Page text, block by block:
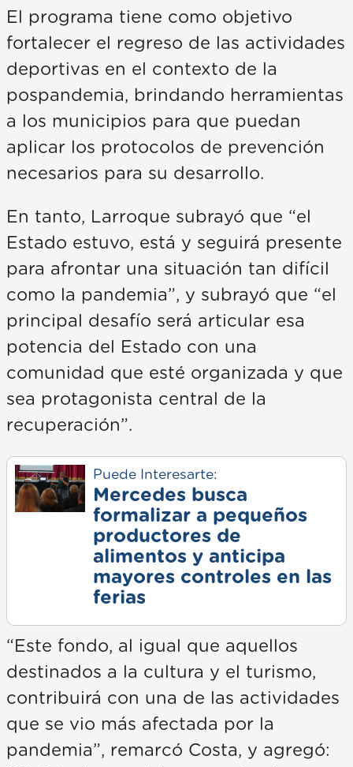
El programa tiene como objetivo
fortalecer el regreso de las actividades
deportivas en el contexto de la
pospandemia, brindando herramientas
a los municipios para que puedan
aplicar los protocolos de prevención
necesarios para su desarrollo.
En tanto, Larroque subrayó que “el
Estado estuvo, está y seguirá presente
para afrontar una situación tan difícil
como la pandemia”, y subrayó que “el
principal desafío será articular esa
potencia del Estado con una
comunidad que esté organizada y que
sea protagonista central de la
recuperación”.
Puede Interesarte:
Mercedes busca
formalizar a pequeños
productores de
alimentos y anticipa
mayores controles en las
ferias
“Este fondo, al igual que aquellos
destinados a la cultura y el turismo,
contribuirá con una de las actividades
que se vio más afectada por la
pandemia”, remarcó Costa, y agregó: